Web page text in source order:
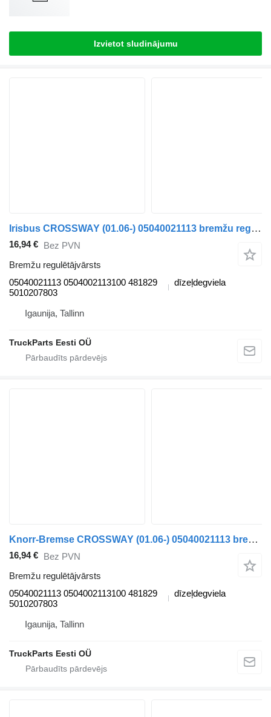
Izvietot sludinājumu
Irisbus CROSSWAY (01.06-) 05040021113 bremžu regulētājvārsts paredzēts Irisbus Arway, Crossway, Crealis, Magelys, Proway, Daily Tourys (2006-) autobusa
16,94 € Bez PVN
Bremžu regulētājvārsts
05040021113 0504002113100 481829
5010207803
dīzeļdegviela
Igaunija, Tallinn
TruckParts Eesti OÜ
Knorr-Bremse CROSSWAY (01.06-) 05040021113 bremžu regulētājvārsts paredzēts Irisbus Arway, Crossway, Crealis, Magelys, Proway, Daily Tourys (2006-) autobusa
16,94 € Bez PVN
Bremžu regulētājvārsts
05040021113 0504002113100 481829
5010207803
dīzeļdegviela
Igaunija, Tallinn
TruckParts Eesti OÜ